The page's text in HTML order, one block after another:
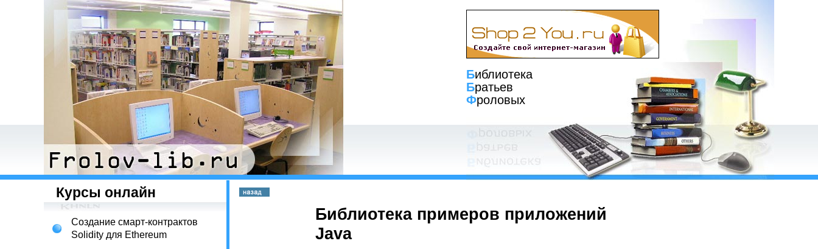
Библиотека
Братьев
Фроловых
Курсы онлайн
Создание смарт-контрактов
Solidity для Ethereum
Библиотека примеров приложений
Java